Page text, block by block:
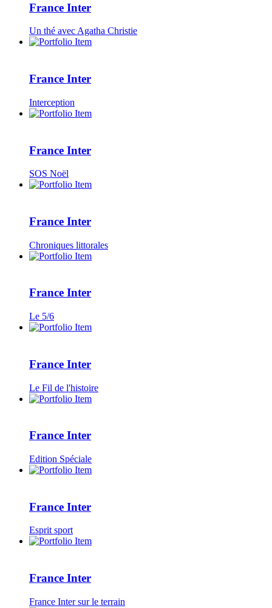
France Inter
Un thé avec Agatha Christie
France Inter
Interception
France Inter
SOS Noël
France Inter
Chroniques littorales
France Inter
Le 5/6
France Inter
Le Fil de l'histoire
France Inter
Edition Spéciale
France Inter
Esprit sport
France Inter
France Inter sur le terrain